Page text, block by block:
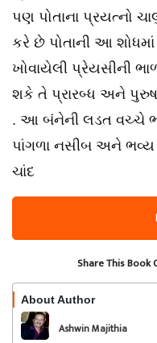
પણ પોતાના પ્રયત્નો
કરે છે પોતાની આ શોધમાં
ખોવાયેલી પ્રેયસીની
શકે તે પ્રારબ્ધ અને
. આ બંનેની લડત વચ્ચે
પાંગળા નસીબ અને ભવ્ય
ચાંદ
Share This Book
About Author
Ashwin Majithia